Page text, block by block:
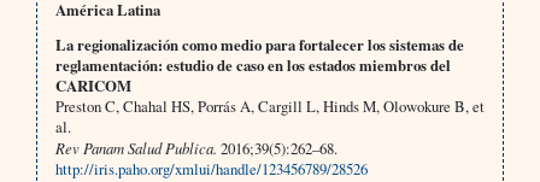
América Latina
La regionalización como medio para fortalecer los sistemas de
reglamentación: estudio de caso en los estados miembros del
CARICOM
Preston C, Chahal HS, Porrás A, Cargill L, Hinds M, Olowokure B, et
al.
Rev Panam Salud Publica. 2016;39(5):262–68.
http://iris.paho.org/xmlui/handle/123456789/28526